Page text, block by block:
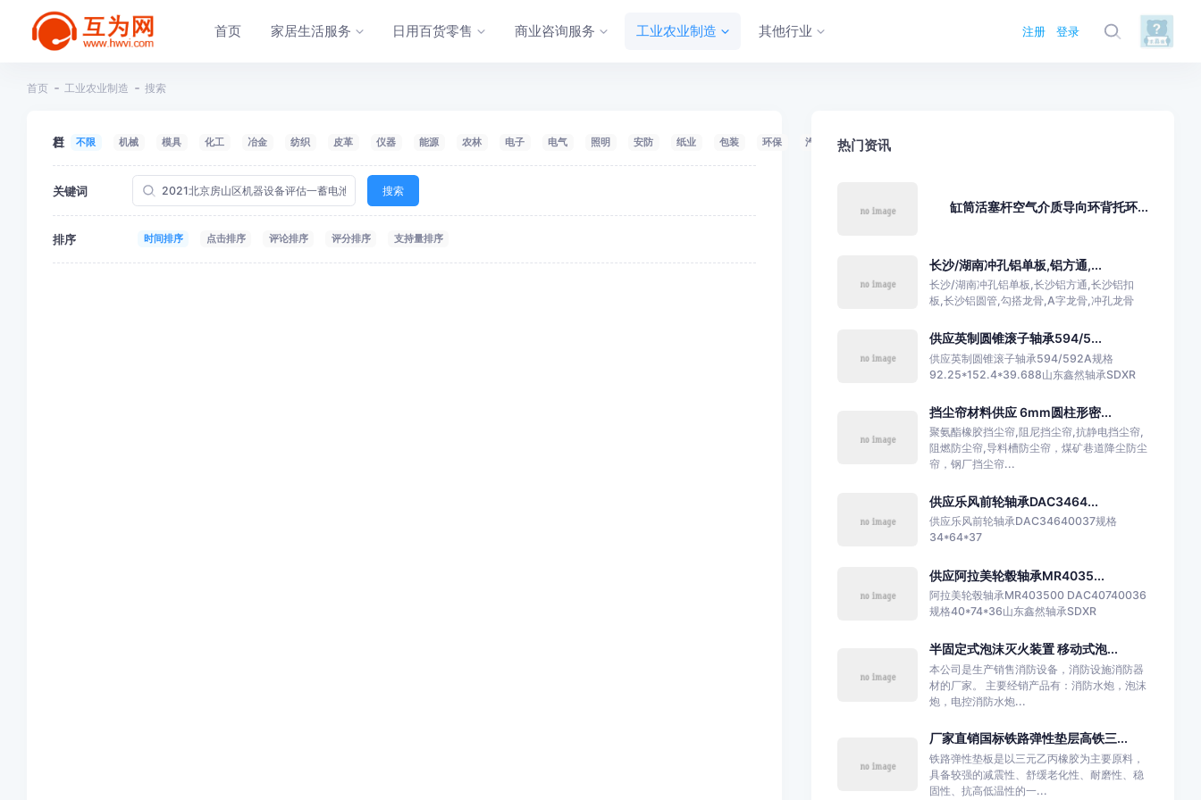
首页 家居生活服务 日用百货零售 商业咨询服务 工业农业制造 其他行业 注册 登录
首页 工业农业制造 搜索
栏目 不限 机械 模具 化工 冶金 纺织 皮革 仪器 能源 农林 电子 电气 照明 安防 纸业 包装 环保 汽配 建材
关键词 搜索
排序 时间排序 点击排序 评论排序 评分排序 支持量排序
热门资讯
缸筒活塞杆空气介质导向环背托环...
长沙/湖南冲孔铝单板,铝方通,...
长沙/湖南冲孔铝单板,长沙铝方通,长沙铝扣
板,长沙铝圆管,勾搭龙骨,A字龙骨,冲孔龙骨
供应英制圆锥滚子轴承594/5...
供应英制圆锥滚子轴承594/592A规格
92.25*152.4*39.688山东鑫然轴承SDXR
挡尘帘材料供应 6mm圆柱形密...
聚氨酯橡胶挡尘帘,阻尼挡尘帘,抗静电挡尘帘,
阻燃防尘帘,导料槽防尘帘，煤矿巷道降尘防尘
帘，钢厂挡尘帘...
供应乐风前轮轴承DAC3464...
供应乐风前轮轴承DAC34640037规格
34*64*37
供应阿拉美轮毂轴承MR4035...
阿拉美轮毂轴承MR403500 DAC40740036
规格40*74*36山东鑫然轴承SDXR
半固定式泡沫灭火装置 移动式泡...
本公司是生产销售消防设备，消防设施消防器
材的厂家。 主要经销产品有：消防水炮，泡沫
炮，电控消防水炮...
厂家直销国标铁路弹性垫层高铁三...
铁路弹性垫板是以三元乙丙橡胶为主要原料，
具备较强的减震性、舒缓老化性、耐磨性、稳
固性、抗高低温性的一...